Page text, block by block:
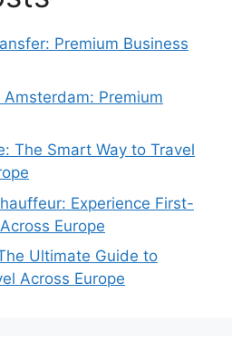
Premium Business
Premium
The Smart Way to Travel
Experience First-
Europe
Ultimate Guide to
Across Europe